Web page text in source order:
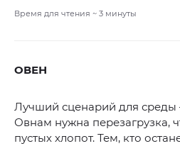
Время для чтения ~ 3 минуты
ОВЕН
Лучший сценарий для среды
Овнам нужна перезагрузка,
пустых хлопот. Тем, кто